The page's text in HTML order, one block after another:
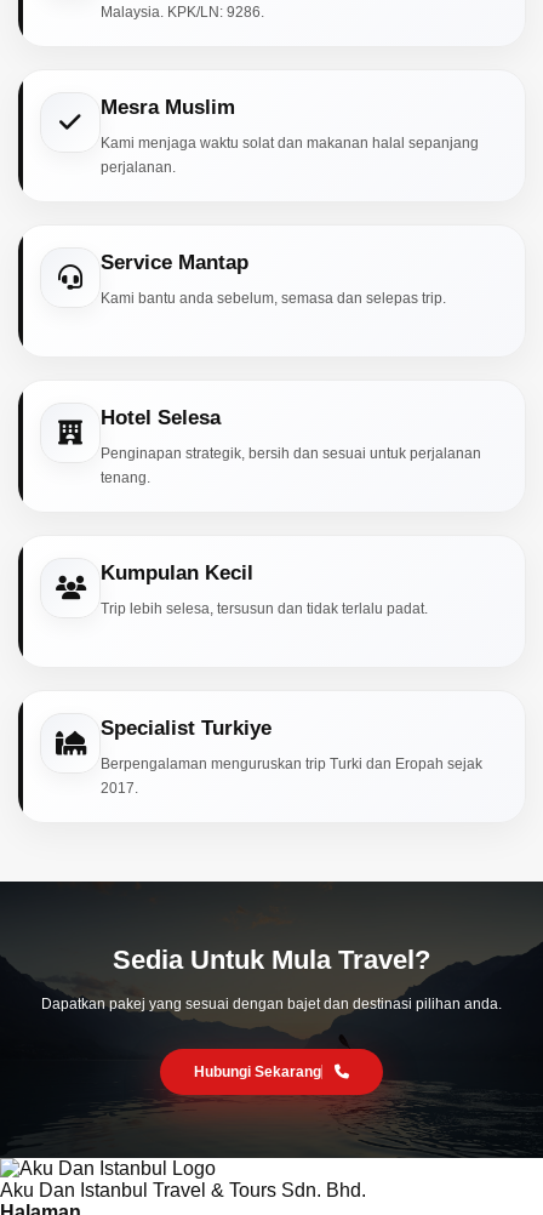
Malaysia. KPK/LN: 9286.
Mesra Muslim
Kami menjaga waktu solat dan makanan halal sepanjang
perjalanan.
Service Mantap
Kami bantu anda sebelum, semasa dan selepas trip.
Hotel Selesa
Penginapan strategik, bersih dan sesuai untuk perjalanan
tenang.
Kumpulan Kecil
Trip lebih selesa, tersusun dan tidak terlalu padat.
Specialist Turkiye
Berpengalaman menguruskan trip Turki dan Eropah sejak
2017.
Sedia Untuk Mula Travel?
Dapatkan pakej yang sesuai dengan bajet dan destinasi pilihan anda.
Hubungi Sekarang
Aku Dan Istanbul Travel & Tours Sdn. Bhd.